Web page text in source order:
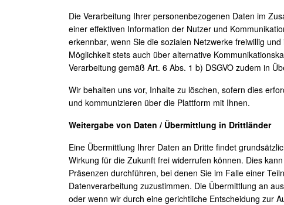
Die Verarbeitung Ihrer personenbezogenen Daten im
einer effektiven Information der Nutzer und
erkennbar, wenn Sie die sozialen Netzwerke freiwillig
Möglichkeit stets auch über alternative
Verarbeitung gemäß Art. 6 Abs. 1 b) DSGVO zudem in
Wir behalten uns vor, Inhalte zu löschen, sofern dies
und kommunizieren über die Plattform mit Ihnen.
Weitergabe von Daten / Übermittlung in Drittländer
Eine Übermittlung Ihrer Daten an Dritte findet
Wirkung für die Zukunft frei widerrufen können. Dies
Präsenzen durchführen, bei denen Sie im Falle einer
Datenverarbeitung zuzustimmen. Die Übermittlung an
oder wenn wir durch eine gerichtliche Entscheidung zur